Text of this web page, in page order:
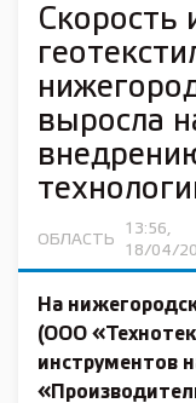
Скорость
выросла
ОБЛАСТЬ
13:56,
18/04/
На
(ООО
инструментов